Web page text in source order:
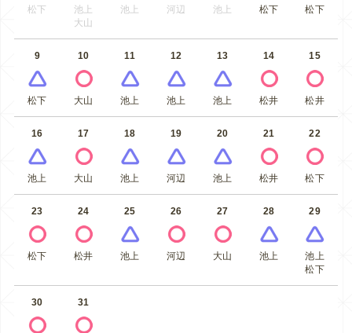
松下
池上
大山
池上 河辺 池上 松下 松下
9
松下
10
大山
11
池上
12
池上
13
池上
14
松井
15
松井
16
池上
17
大山
18
池上
19
河辺
20
池上
21
松井
22
松下
23
松下
24
松井
25
池上
26
河辺
27
大山
28
池上
29
池上
松下
30 31